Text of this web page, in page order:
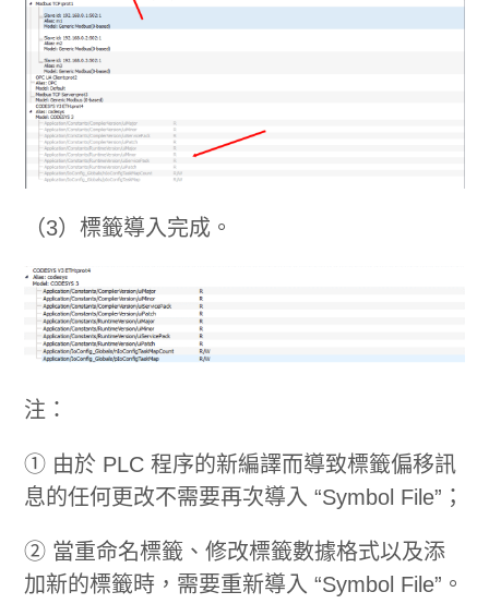
（3）標籤導入完成。
注：
① 由於 PLC 程序的新編譯而導致標籤偏移訊
息的任何更改不需要再次導入 “Symbol File”；
② 當重命名標籤、修改標籤數據格式以及添
加新的標籤時，需要重新導入 “Symbol File”。